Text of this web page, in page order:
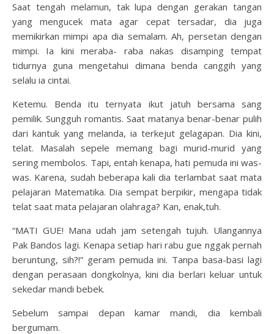
Saat tengah melamun, tak lupa dengan gerakan tangan
yang mengucek mata agar cepat tersadar, dia juga
memikirkan mimpi apa dia semalam. Ah, persetan dengan
mimpi. Ia kini meraba- raba nakas disamping tempat
tidurnya guna mengetahui dimana benda canggih yang
selalu ia cintai.
Ketemu. Benda itu ternyata ikut jatuh bersama sang
pemilik. Sungguh romantis. Saat matanya benar-benar pulih
dari kantuk yang melanda, ia terkejut gelagapan. Dia kini,
telat. Masalah sepele memang bagi murid-murid yang
sering membolos. Tapi, entah kenapa, hati pemuda ini was-
was. Karena, sudah beberapa kali dia terlambat saat mata
pelajaran Matematika. Dia sempat berpikir, mengapa tidak
telat saat mata pelajaran olahraga? Kan, enak,tuh.
“MATI GUE! Mana udah jam setengah tujuh. Ulangannya
Pak Bandos lagi. Kenapa setiap hari rabu gue nggak pernah
beruntung, sih?!” geram pemuda ini. Tanpa basa-basi lagi
dengan perasaan dongkolnya, kini dia berlari keluar untuk
sekedar mandi bebek.
Sebelum sampai depan kamar mandi, dia kembali
bergumam.